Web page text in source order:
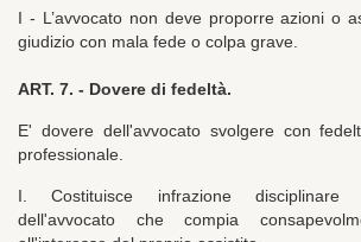
I - L’avvocato non deve proporre azioni o
giudizio con mala fede o colpa grave.
ART. 7. - Dovere di fedeltà.
E' dovere dell'avvocato svolgere con
professionale.
I. Costituisce infrazione disciplinare
dell'avvocato che compia